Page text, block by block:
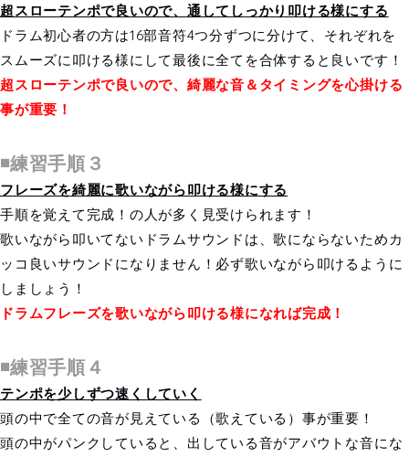
超スローテンポで良いので、通してしっかり叩ける様にする
ドラム初心者の方は16部音符4つ分ずつに分けて、それぞれを
スムーズに叩ける様にして最後に全てを合体すると良いです！
超スローテンポで良いので、綺麗な音＆タイミングを心掛ける
事が重要！
◾️練習手順３
フレーズを綺麗に歌いながら叩ける様にする
手順を覚えて完成！の人が多く見受けられます！
歌いながら叩いてないドラムサウンドは、歌にならないためカ
ッコ良いサウンドになりません！必ず歌いながら叩けるように
しましょう！
ドラムフレーズを歌いながら叩ける様になれば完成！
◾️練習手順４
テンポを少しずつ速くしていく
頭の中で全ての音が見えている（歌えている）事が重要！
頭の中がパンクしていると、出している音がアバウトな音にな